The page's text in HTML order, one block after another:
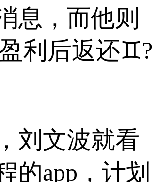
息，而他则
利后返还♊?
文波就看
的app，计划